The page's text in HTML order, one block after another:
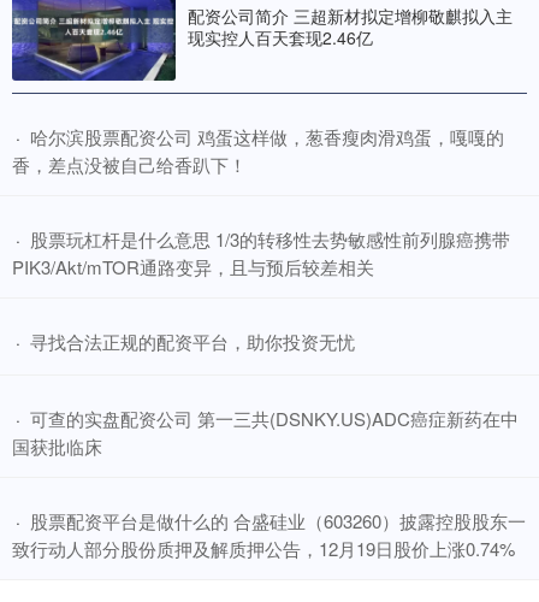
配资公司简介 三超新材拟定增柳敬麒拟入主
现实控人百天套现2.46亿
· ​哈尔滨股票配资公司 鸡蛋这样做，葱香瘦肉滑鸡蛋，嘎嘎的
香，差点没被自己给香趴下！
· ​股票玩杠杆是什么意思 1/3的转移性去势敏感性前列腺癌携带
PIK3/Akt/mTOR通路变异，且与预后较差相关
· ​寻找合法正规的配资平台，助你投资无忧
· ​可查的实盘配资公司 第一三共(DSNKY.US)ADC癌症新药在中
国获批临床
· ​股票配资平台是做什么的 合盛硅业（603260）披露控股股东一
致行动人部分股份质押及解质押公告，12月19日股价上涨0.74%